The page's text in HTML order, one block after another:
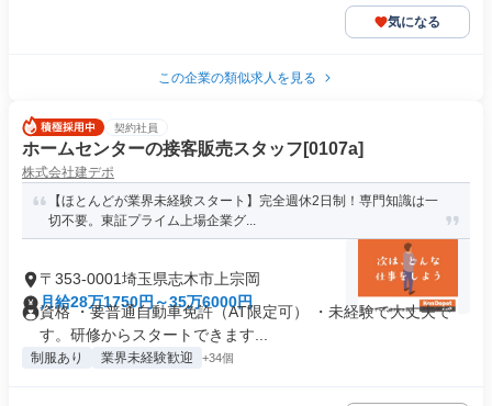
気になる
この企業の類似求人を見る
契約社員
ホームセンターの接客販売スタッフ[0107a]
株式会社建デポ
【ほとんどが業界未経験スタート】完全週休2日制！専門知識は一
切不要。東証プライム上場企業グ...
〒353-0001埼玉県志木市上宗岡
月給28万1750円～35万6000円
資格 ・要普通自動車免許（AT限定可） ・未経験で大丈夫で
す。研修からスタートできます...
制服あり 業界未経験歓迎 +34個